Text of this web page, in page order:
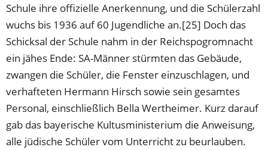
Schule ihre offizielle Anerkennung, und die Schülerzahl
wuchs bis 1936 auf 60 Jugendliche an.[25] Doch das
Schicksal der Schule nahm in der Reichspogromnacht
ein jähes Ende: SA-Männer stürmten das Gebäude,
zwangen die Schüler, die Fenster einzuschlagen, und
verhafteten Hermann Hirsch sowie sein gesamtes
Personal, einschließlich Bella Wertheimer. Kurz darauf
gab das bayerische Kultusministerium die Anweisung,
alle jüdische Schüler vom Unterricht zu beurlauben.